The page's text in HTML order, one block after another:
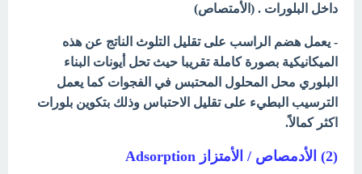
داخل البلورات . (الأمتصاص)
- يعمل هضم الراسب على تقليل التلوث الناتج عن هذه
الميكانيكية بصورة كاملة تقريبا حيث تحل أيونات البناء
البلوري محل المحلول المحتبس في الفجوات كما يعمل
الترسيب البطيء على تقليل الاحتباس وذلك بتكوين بلورات
اكثر كمالاً.
(2) الأدمصاص / الأمتزاز Adsorption